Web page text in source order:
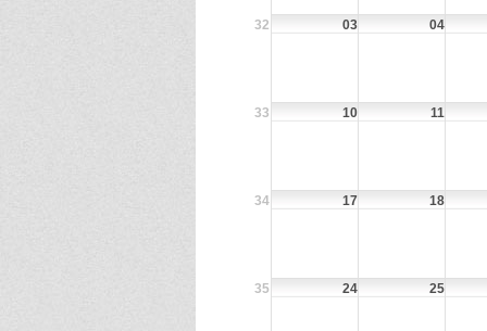
32 03 04
33 10 11
34 17 18
35 24 25